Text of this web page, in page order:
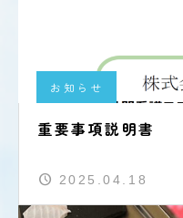
お知らせ
重要事項説明書
2025.04.18